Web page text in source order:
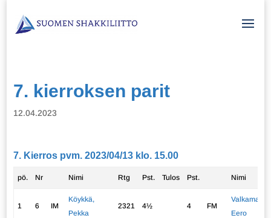
7. kierroksen parit
12.04.2023
7. Kierros pvm. 2023/04/13 klo. 15.00
pö. Nr Nimi Rtg Pst. Tulos Pst. Nimi
1 6 IM
Köykkä,
Pekka
2321 4½ 4 FM
Valkama,
Eero